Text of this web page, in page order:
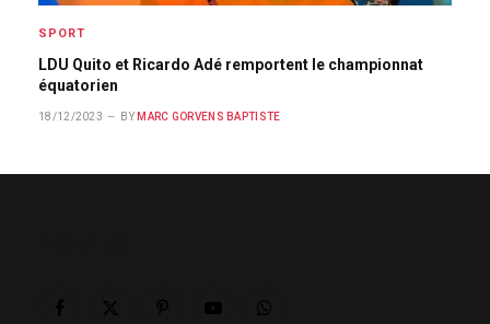
SPORT
LDU Quito et Ricardo Adé remportent le championnat
équatorien
18/12/2023 BY MARC GORVENS BAPTISTE